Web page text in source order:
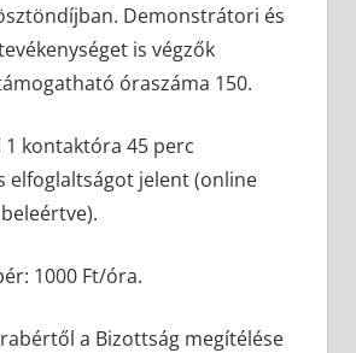
Demonstrátori és
is végzők
óraszáma 150.
1 kontaktóra 45 perc
elfoglaltságot jelent (online
1000 Ft/óra.
a Bizottság megítélése